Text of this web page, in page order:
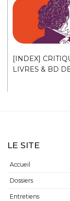
[INDEX]
LIVRES & BD
LE SITE
Accueil
Dossiers
Entretiens